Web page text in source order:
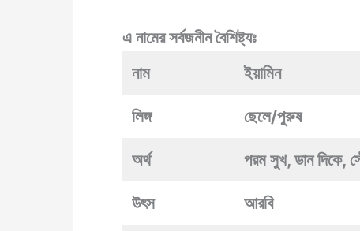
এ নামের সর্বজনীন বৈশিষ্ট্যঃ
নাম
ইয়ামিন
লিঙ্গ ছেলে/পুরুষ
অর্থ পরম সুখ, ডান দিকে,
উৎস আরবি